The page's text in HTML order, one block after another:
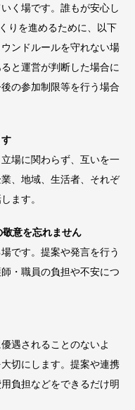
く場です。誰もが安心し
りを進めるために、以下
ンドルールを守れない場
と運営が判断した場合に
の参加制限等を行う場合
場に関わらず、互いを一
、地域、生活者、それぞ
ます。
意を忘れません
です。提案や発言を行う
・職員の負担や不安につ
遇されることのないよ
切にします。提案や連携
負担などをできるだけ明